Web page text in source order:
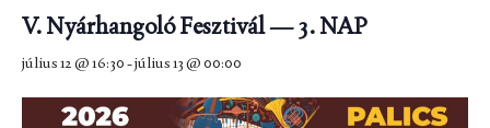
V. Nyárhangoló Fesztivál — 3. NAP
július 12 @ 16:30-július 13 @ 00:00